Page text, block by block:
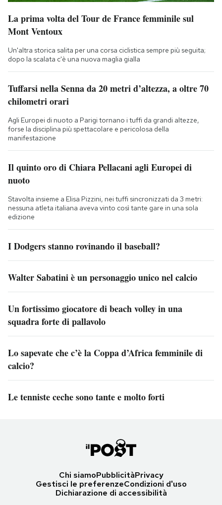
La prima volta del Tour de France femminile sul
Mont Ventoux
Un'altra storica salita per una corsa ciclistica sempre più seguita;
dopo la scalata c'è una nuova maglia gialla
Tuffarsi nella Senna da 20 metri d’altezza, a oltre 70
chilometri orari
Agli Europei di nuoto a Parigi tornano i tuffi da grandi altezze,
forse la disciplina più spettacolare e pericolosa della
manifestazione
Il quinto oro di Chiara Pellacani agli Europei di
nuoto
Stavolta insieme a Elisa Pizzini, nei tuffi sincronizzati da 3 metri:
nessuna atleta italiana aveva vinto così tante gare in una sola
edizione
I Dodgers stanno rovinando il baseball?
Walter Sabatini è un personaggio unico nel calcio
Un fortissimo giocatore di beach volley in una
squadra forte di pallavolo
Lo sapevate che c’è la Coppa d’Africa femminile di
calcio?
Le tenniste ceche sono tante e molto forti
Chi siamoPubblicitàPrivacy
Gestisci le preferenzeCondizioni d'uso
Dichiarazione di accessibilità